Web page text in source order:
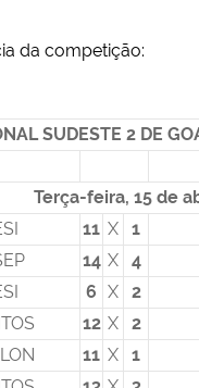
da competição:
SUDESTE 2 DE
Terça-feira, 15 de
11 X
1
14 X
4
6 X
2
12 X
2
11 X
1